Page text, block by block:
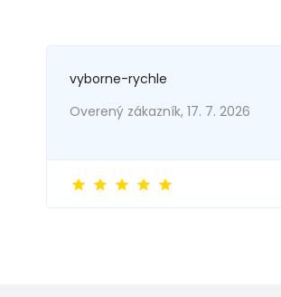
vyborne-rychle
Overený zákazník, 17. 7. 2026